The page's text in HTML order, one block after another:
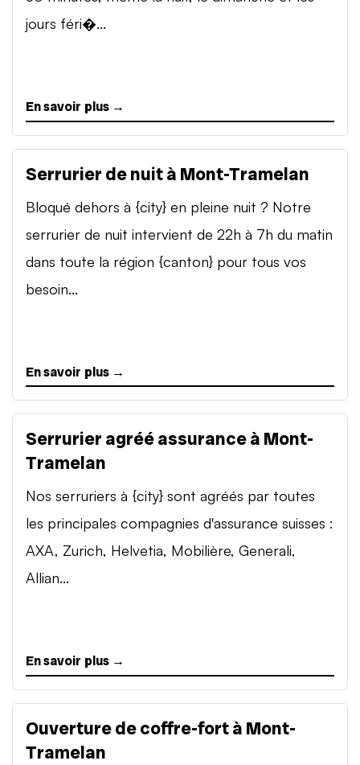
jours féri�...
En savoir plus →
Serrurier de nuit à Mont-Tramelan
Bloqué dehors à {city} en pleine nuit ? Notre
serrurier de nuit intervient de 22h à 7h du matin
dans toute la région {canton} pour tous vos
besoin...
En savoir plus →
Serrurier agréé assurance à Mont-
Tramelan
Nos serruriers à {city} sont agréés par toutes
les principales compagnies d'assurance suisses :
AXA, Zurich, Helvetia, Mobilière, Generali,
Allian...
En savoir plus →
Ouverture de coffre-fort à Mont-
Tramelan